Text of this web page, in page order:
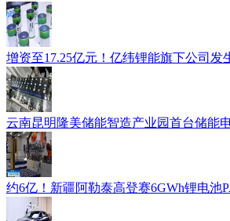
增资至17.25亿元！亿纬锂能旗下公司发
云南昆明隆美储能智造产业园首台储能
约6亿！新疆阿勒泰高登赛6GWh锂电池